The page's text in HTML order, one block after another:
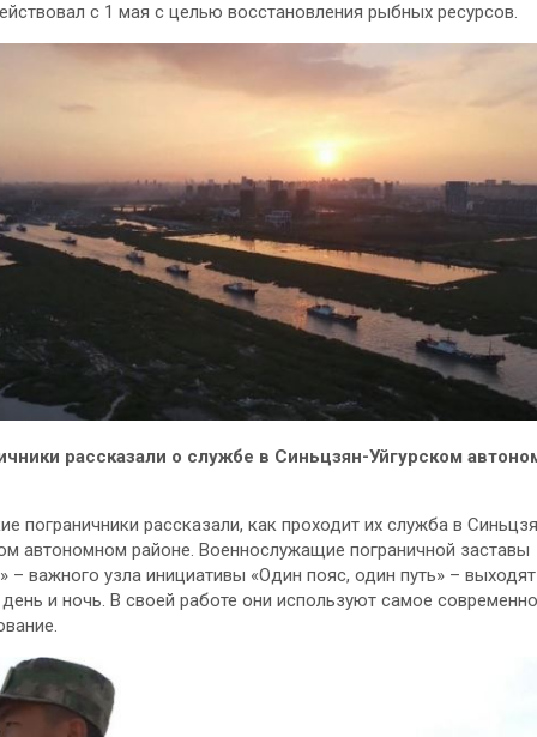
с 1 мая с целью восстановления рыбных ресурсов.
рассказали о службе в Синьцзян-Уйгурском
пограничники рассказали, как проходит их служба в
автономном районе. Военнослужащие пограничной заставы
– важного узла инициативы «Один пояс, один путь» –
день и ночь. В своей работе они используют самое